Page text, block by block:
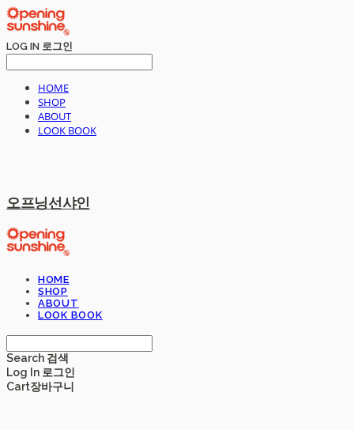
LOG IN 로그인
HOME
SHOP
ABOUT
LOOK BOOK
오프닝선샤인
HOME
SHOP
ABOUT
LOOK BOOK
Search 검색
Log In 로그인
Cart장바구니